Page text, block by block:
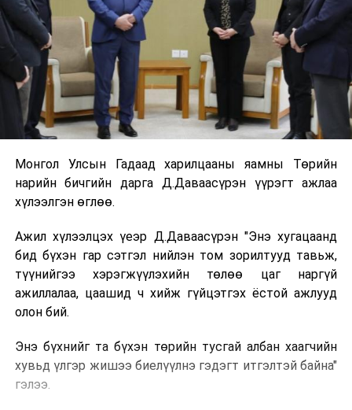
Монгол Улсын Гадаад харилцааны яамны Төрийн
нарийн бичгийн дарга Д.Даваасүрэн үүрэгт ажлаа
хүлээлгэн өглөө.
Ажил хүлээлцэх үеэр Д.Даваасүрэн "Энэ хугацаанд
бид бүхэн гар сэтгэл нийлэн том зорилтууд тавьж,
түүнийгээ хэрэгжүүлэхийн төлөө цаг наргүй
ажиллалаа, цаашид ч хийж гүйцэтгэх ёстой ажлууд
олон бий.
Энэ бүхнийг та бүхэн төрийн тусгай албан хаагчийн
хувьд үлгэр жишээ биелүүлнэ гэдэгт итгэлтэй байна"
гэлээ.